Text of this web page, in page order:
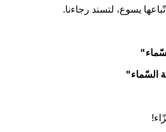
يسوع، لتسند رجاءنا.
السّماء"